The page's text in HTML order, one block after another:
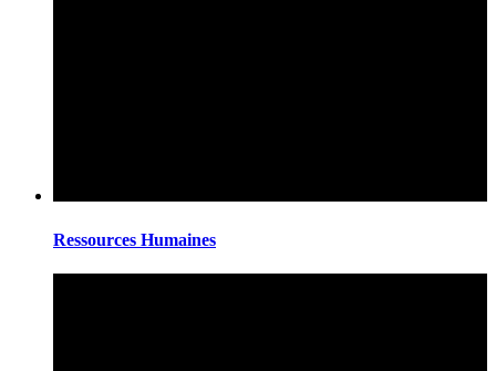
Ressources Humaines